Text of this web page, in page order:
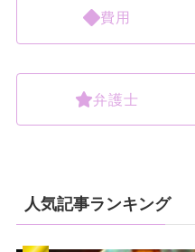
費用
弁護士
人気記事ランキング